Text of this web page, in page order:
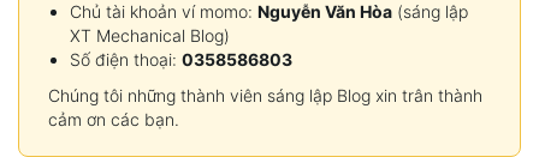
Chủ tài khoản ví momo: Nguyễn Văn Hòa (sáng lập
XT Mechanical Blog)
Số điện thoại: 0358586803
Chúng tôi những thành viên sáng lập Blog xin trân thành
cảm ơn các bạn.